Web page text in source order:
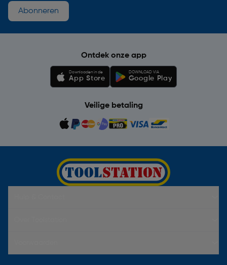
Abonneren
Ontdek onze app
Downloaden in de
App Store
DOWNLOAD VIA
Google Play
Veilige betaling